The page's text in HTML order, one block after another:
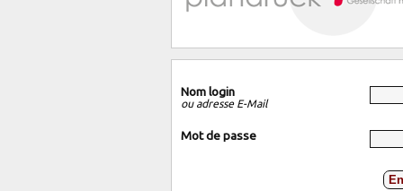
Nom login
ou adresse E-Mail
Mot de passe